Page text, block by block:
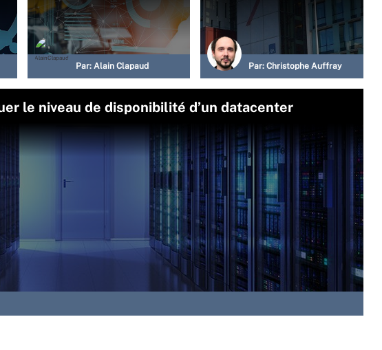
Par: Alain Clapaud Par:Christophe Auffray
le niveau de disponibilité d’un datacenter